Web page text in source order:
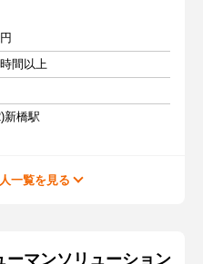
間以上
橋駅
一覧を見る
ーマンソリューション